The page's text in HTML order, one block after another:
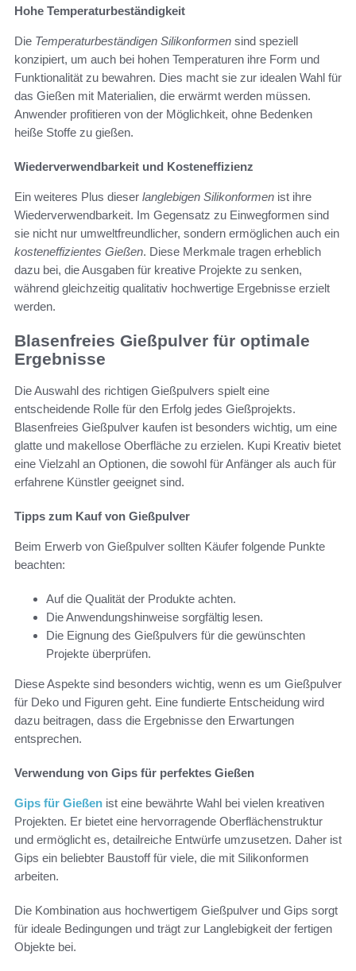
Hohe Temperaturbeständigkeit
Die Temperaturbeständigen Silikonformen sind speziell
konzipiert, um auch bei hohen Temperaturen ihre Form und
Funktionalität zu bewahren. Dies macht sie zur idealen Wahl für
das Gießen mit Materialien, die erwärmt werden müssen.
Anwender profitieren von der Möglichkeit, ohne Bedenken
heiße Stoffe zu gießen.
Wiederverwendbarkeit und Kosteneffizienz
Ein weiteres Plus dieser langlebigen Silikonformen ist ihre
Wiederverwendbarkeit. Im Gegensatz zu Einwegformen sind
sie nicht nur umweltfreundlicher, sondern ermöglichen auch ein
kosteneffizientes Gießen. Diese Merkmale tragen erheblich
dazu bei, die Ausgaben für kreative Projekte zu senken,
während gleichzeitig qualitativ hochwertige Ergebnisse erzielt
werden.
Blasenfreies Gießpulver für optimale
Ergebnisse
Die Auswahl des richtigen Gießpulvers spielt eine
entscheidende Rolle für den Erfolg jedes Gießprojekts.
Blasenfreies Gießpulver kaufen ist besonders wichtig, um eine
glatte und makellose Oberfläche zu erzielen. Kupi Kreativ bietet
eine Vielzahl an Optionen, die sowohl für Anfänger als auch für
erfahrene Künstler geeignet sind.
Tipps zum Kauf von Gießpulver
Beim Erwerb von Gießpulver sollten Käufer folgende Punkte
beachten:
Auf die Qualität der Produkte achten.
Die Anwendungshinweise sorgfältig lesen.
Die Eignung des Gießpulvers für die gewünschten
Projekte überprüfen.
Diese Aspekte sind besonders wichtig, wenn es um Gießpulver
für Deko und Figuren geht. Eine fundierte Entscheidung wird
dazu beitragen, dass die Ergebnisse den Erwartungen
entsprechen.
Verwendung von Gips für perfektes Gießen
Gips für Gießen ist eine bewährte Wahl bei vielen kreativen
Projekten. Er bietet eine hervorragende Oberflächenstruktur
und ermöglicht es, detailreiche Entwürfe umzusetzen. Daher ist
Gips ein beliebter Baustoff für viele, die mit Silikonformen
arbeiten.
Die Kombination aus hochwertigem Gießpulver und Gips sorgt
für ideale Bedingungen und trägt zur Langlebigkeit der fertigen
Objekte bei.